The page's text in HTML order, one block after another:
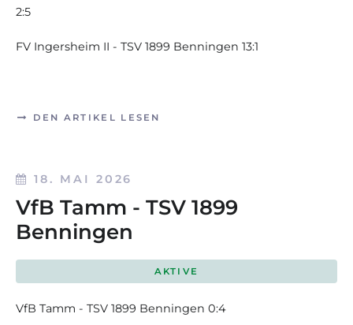
2:5
FV Ingersheim II - TSV 1899 Benningen 13:1
DEN ARTIKEL LESEN
18. MAI 2026
VfB Tamm - TSV 1899
Benningen
AKTIVE
VfB Tamm - TSV 1899 Benningen 0:4